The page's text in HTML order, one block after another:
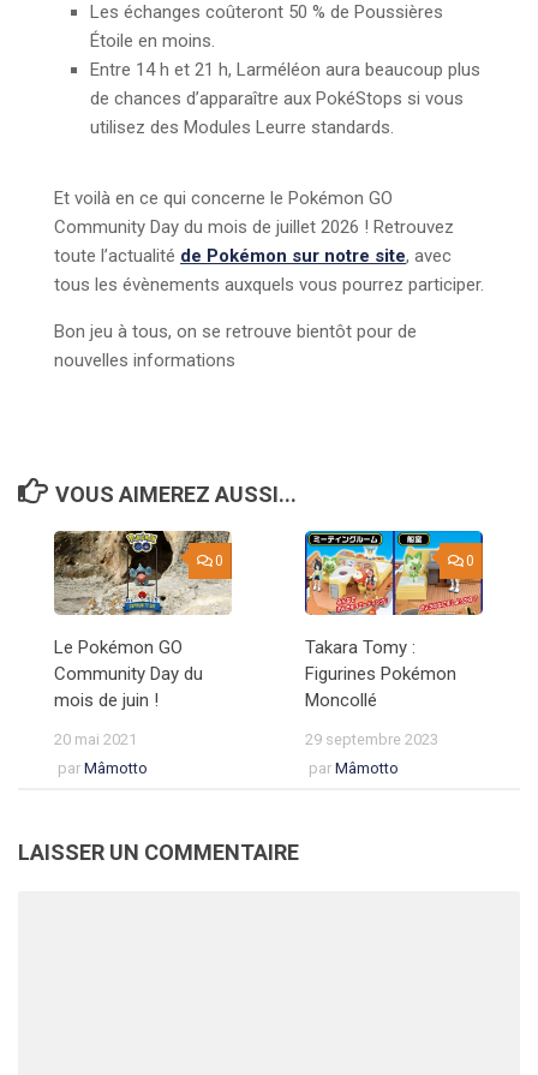
Les échanges coûteront 50 % de Poussières
Étoile en moins.
Entre 14 h et 21 h, Larméléon aura beaucoup plus
de chances d’apparaître aux PokéStops si vous
utilisez des Modules Leurre standards.
Et voilà en ce qui concerne le Pokémon GO
Community Day du mois de juillet 2026 ! Retrouvez
toute l’actualité de Pokémon sur notre site, avec
tous les évènements auxquels vous pourrez participer.
Bon jeu à tous, on se retrouve bientôt pour de
nouvelles informations
VOUS AIMEREZ AUSSI...
0
Le Pokémon GO
Community Day du
mois de juin !
20 mai 2021
par Mâmotto
0
Takara Tomy :
Figurines Pokémon
Moncollé
29 septembre 2023
par Mâmotto
LAISSER UN COMMENTAIRE